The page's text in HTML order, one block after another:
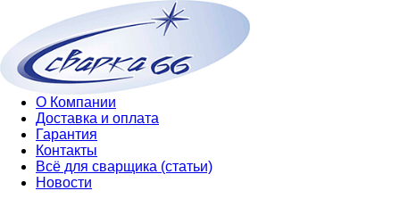
О Компании
Доставка и оплата
Гарантия
Контакты
Всё для сварщика (статьи)
Новости